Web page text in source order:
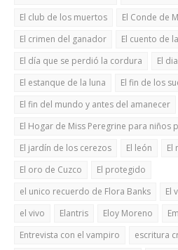
El club de los muertos
El Conde de
El crimen del ganador
El cuento de
El día que se perdió la cordura
El
El estanque de la luna
El fin de los
El fin del mundo y antes del amanecer
El Hogar de Miss Peregrine para niños
El jardín de los cerezos
El león
El
El oro de Cuzco
El protegido
el unico recuerdo de Flora Banks
El
el vivo
Elantris Eloy Moreno
Entrevista con el vampiro
escritura